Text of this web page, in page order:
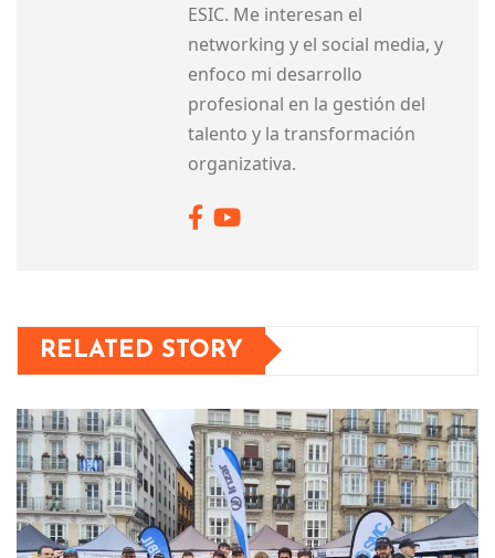
ESIC. Me interesan el
networking y el social media, y
enfoco mi desarrollo
profesional en la gestión del
talento y la transformación
organizativa.
RELATED STORY